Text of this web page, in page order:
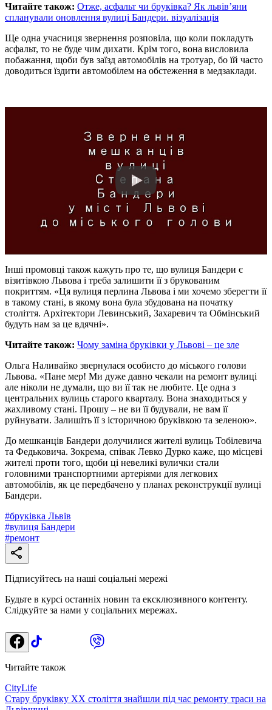
Читайте також: Отже, асфальт чи бруківка? Як львів’яни
спланували оновлення вулиці Бандери. візуалізація
Ще одна учасниця звернення розповіла, що коли покладуть
асфальт, то не буде чим дихати. Крім того, вона висловила
побажання, щоби був заїзд автомобілів на тротуар, бо їй часто
доводиться їздити автомобілем на обстеження в медзаклади.
Інші промовці також кажуть про те, що вулиця Бандери є
візитівкою Львова і треба залишити її з брукованим
покриттям. «Ця вулиця перлина Львова і ми хочемо зберегти її
в такому стані, в якому вона була збудована на початку
століття. Архітектори Левинський, Захаревич та Обмінський
будуть нам за це вдячні».
Читайте також: Чому заміна бруківки у Львові – це зле
Ольга Наливайко звернулася особисто до міського голови
Львова. «Пане мер! Ми дуже давно чекали на ремонт вулиці
але ніколи не думали, що ви її так не любите. Це одна з
центральних вулиць старого кварталу. Вона знаходиться у
жахливому стані. Прошу – не ви її будували, не вам її
руйнувати. Залишіть її з історичною бруківкою та зеленою».
До мешканців Бандери долучилися жителі вулиць Тобілевича
та Федьковича. Зокрема, співак Левко Дурко каже, що місцеві
жителі проти того, щоби ці невеликі вулички стали
головними транспортними артеріями для легкових
автомобілів, як це передбачено у планах реконструкції вулиці
Бандери.
#бруківка Львів
#вулиця Бандери
#ремонт
Підписуйтесь на наші соціальні мережі
Будьте в курсі останніх новин та ексклюзивного контенту.
Слідкуйте за нами у соціальних мережах.
Читайте також
CityLife
Стару бруківку XX століття знайшли під час ремонту траси на